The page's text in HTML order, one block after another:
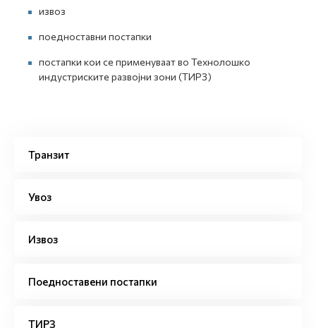
извоз
поедноставни постапки
постапки кои се применуваат во Технолошко
индустриските развојни зони (ТИРЗ)
Транзит
Увоз
Извоз
Поедноставени постапки
ТИРЗ